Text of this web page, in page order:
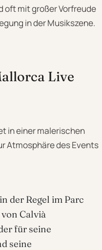
oft mit großer Vorfreude
in der Musikszene.
Live
in einer malerischen
Atmosphäre des Events
der Regel im Parc
Calvià
für seine
seine